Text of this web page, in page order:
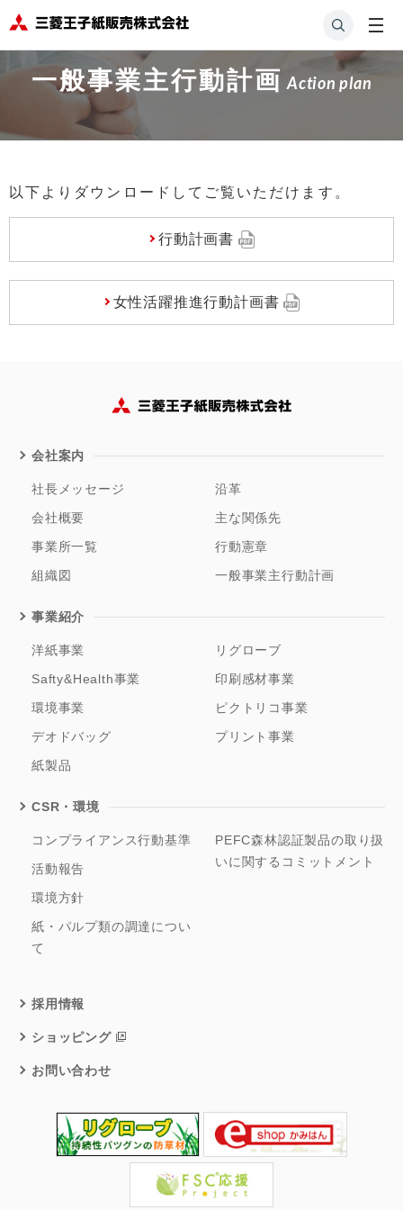
HOME 会社案内 一般事業主行動計画
一般事業主行動計画 Action plan
以下よりダウンロードしてご覧いただけます。
行動計画書
女性活躍推進行動計画書
会社案内
社長メッセージ
会社概要
事業所一覧
組織図
沿革
主な関係先
行動憲章
一般事業主行動計画
事業紹介
洋紙事業
Safty&Health事業
環境事業
デオドバッグ
紙製品
リグローブ
印刷感材事業
ピクトリコ事業
プリント事業
CSR・環境
コンプライアンス行動基準
活動報告
環境方針
紙・パルプ類の調達につい
て
PEFC森林認証製品の取り扱
いに関するコミットメント
採用情報
ショッピング
お問い合わせ